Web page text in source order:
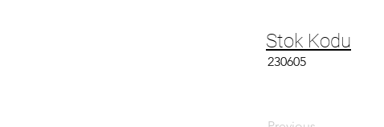
230605
Stok Kodu